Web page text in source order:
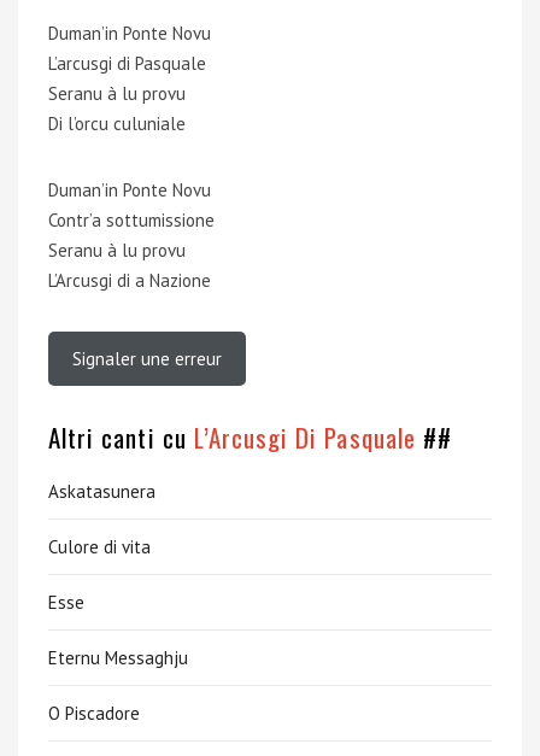
Duman’in Ponte Novu
L’arcusgi di Pasquale
Seranu à lu provu
Di l’orcu culuniale
Duman’in Ponte Novu
Contr’a sottumissione
Seranu à lu provu
L’Arcusgi di a Nazione
Signaler une erreur
Altri canti cu L’Arcusgi Di Pasquale ##
Askatasunera
Culore di vita
Esse
Eternu Messaghju
O Piscadore